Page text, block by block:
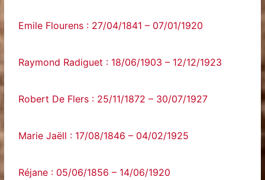
Emile Flourens : 27/04/1841 – 07/01/1920
Raymond Radiguet : 18/06/1903 – 12/12/1923
Robert De Flers : 25/11/1872 – 30/07/1927
Marie Jaëll : 17/08/1846 – 04/02/1925
Réjane : 05/06/1856 – 14/06/1920